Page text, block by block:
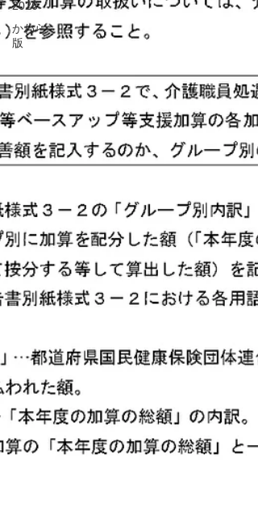
2026
かわら
版